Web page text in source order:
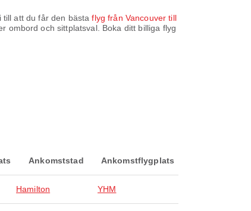
till att du får den bästaflyg från Vancouver till
ombord och sittplatsval. Boka ditt billiga flyg
Ankomststad Ankomstflygplats
Hamilton YHM